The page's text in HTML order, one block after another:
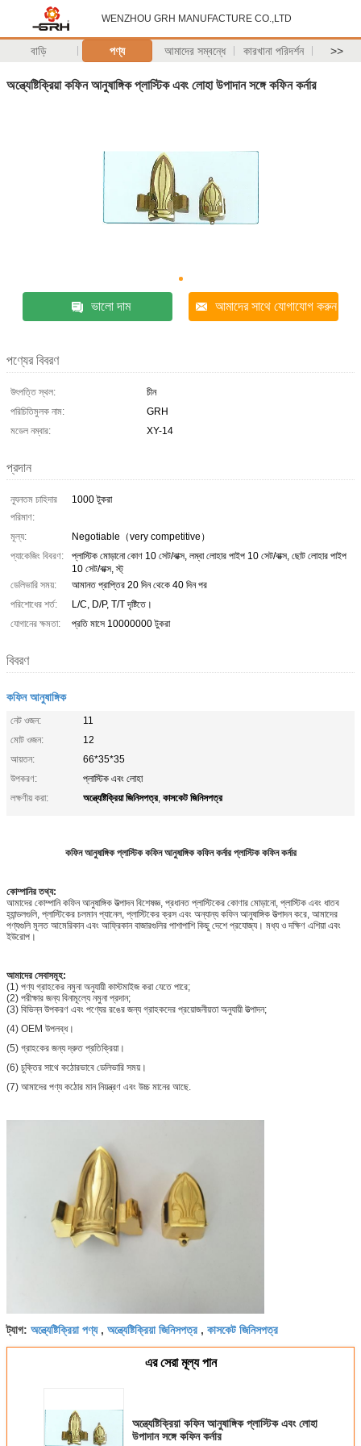
WENZHOU GRH MANUFACTURE CO.,LTD
বাড়ি পণ্য আমাদের সম্বন্ধে কারখানা পরিদর্শন >>
অন্ত্যেষ্টিক্রিয়া কফিন আনুষাঙ্গিক প্লাস্টিক এবং লোহা উপাদান সঙ্গে কফিন কর্নার
ভালো দাম আমাদের সাথে যোগাযোগ করুন
পণ্যের বিবরণ
উৎপত্তি স্থল:
চীন
পরিচিতিমুলক নাম:
GRH
মডেল নম্বার:
XY-14
প্রদান
ন্যূনতম চাহিদার
পরিমাণ:
1000 টুকরা
মূল্য:
Negotiable（very competitive）
প্যাকেজিং বিবরণ:
প্লাস্টিক মোড়ানো কোণ 10 সেট/বাক্স, লম্বা লোহার পাইপ 10 সেট/বাক্স, ছোট লোহার পাইপ
10 সেট/বাক্স, স্ট্
ডেলিভারি সময়:
আমানত প্রাপ্তির 20 দিন থেকে 40 দিন পর
পরিশোধের শর্ত:
L/C, D/P, T/T দৃষ্টিতে।
যোগানের ক্ষমতা:
প্রতি মাসে 10000000 টুকরা
বিবরণ
কফিন আনুষাঙ্গিক
নেট ওজন:
11
মোট ওজন:
12
আয়তন:
66*35*35
উপকরণ:
প্লাস্টিক এবং লোহা
লক্ষণীয় করা:
অন্ত্যেষ্টিক্রিয়া জিনিসপত্র, কাসকেট জিনিসপত্র
কফিন আনুষাঙ্গিক প্লাস্টিক কফিন আনুষাঙ্গিক কফিন কর্নার প্লাস্টিক কফিন কর্নার
কোম্পানির তথ্য:
আমাদের কোম্পানি কফিন আনুষাঙ্গিক উত্পাদন বিশেষজ্ঞ, প্রধানত প্লাস্টিকের কোণার মোড়ানো, প্লাস্টিক এবং ধাতব
হ্যান্ডলগুলি, প্লাস্টিকের চলমান প্যানেল, প্লাস্টিকের ক্রস এবং অন্যান্য কফিন আনুষাঙ্গিক উত্পাদন করে, আমাদের
পণ্যগুলি মূলত আমেরিকান এবং আফ্রিকান বাজারগুলির পাশাপাশি কিছু দেশে প্রযোজ্য। মধ্য ও দক্ষিণ এশিয়া এবং
ইউরোপ।
আমাদের সেবাসমূহ:
(1) পণ্য গ্রাহকের নমুনা অনুযায়ী কাস্টমাইজ করা যেতে পারে;
(2) পরীক্ষার জন্য বিনামূল্যে নমুনা প্রদান;
(3) বিভিন্ন উপকরণ এবং পণ্যের রঙের জন্য গ্রাহকদের প্রয়োজনীয়তা অনুযায়ী উত্পাদন;
(4) OEM উপলব্ধ।
(5) গ্রাহকের জন্য দ্রুত প্রতিক্রিয়া।
(6) চুক্তির সাথে কঠোরভাবে ডেলিভারি সময়।
(7) আমাদের পণ্য কঠোর মান নিয়ন্ত্রণ এবং উচ্চ মানের আছে.
ট্যাগ: অন্ত্যেষ্টিক্রিয়া পণ্য, অন্ত্যেষ্টিক্রিয়া জিনিসপত্র , কাসকেট জিনিসপত্র
এর সেরা মূল্য পান
অন্ত্যেষ্টিক্রিয়া কফিন আনুষাঙ্গিক প্লাস্টিক এবং লোহা
উপাদান সঙ্গে কফিন কর্নার